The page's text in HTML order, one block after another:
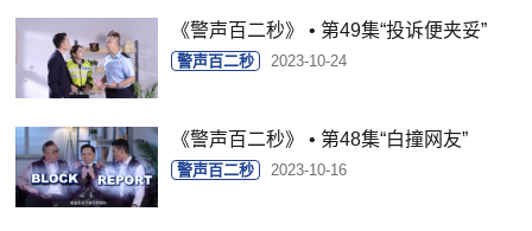
《警声百二秒》 • 第49集“投诉便夹妥”
警声百二秒 2023-10-24
《警声百二秒》 • 第48集“白撞网友”
警声百二秒 2023-10-16